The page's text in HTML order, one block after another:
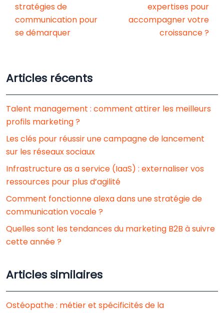
stratégies de
communication pour
se démarquer
expertises pour
accompagner votre
croissance ?
Articles récents
Talent management : comment attirer les meilleurs
profils marketing ?
Les clés pour réussir une campagne de lancement
sur les réseaux sociaux
Infrastructure as a service (IaaS) : externaliser vos
ressources pour plus d’agilité
Comment fonctionne alexa dans une stratégie de
communication vocale ?
Quelles sont les tendances du marketing B2B à suivre
cette année ?
Articles similaires
Ostéopathe : métier et spécificités de la